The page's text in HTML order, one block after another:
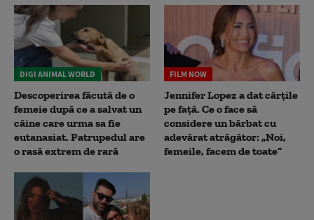
DIGI ANIMAL WORLD
Descoperirea făcută de o
femeie după ce a salvat un
câine care urma sa fie
eutanasiat. Patrupedul are
o rasă extrem de rară
FILM NOW
Jennifer Lopez a dat cărțile
pe față. Ce o face să
considere un bărbat cu
adevărat atrăgător: „Noi,
femeile, facem de toate”